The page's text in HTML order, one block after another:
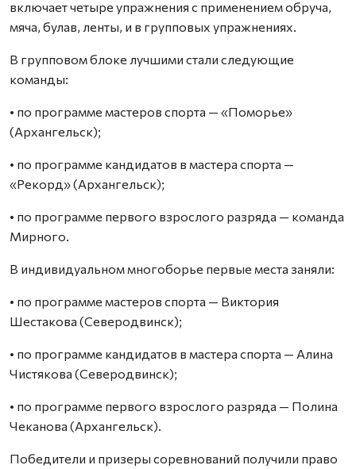
включает четыре упражнения с применением обруча,
мяча, булав, ленты, и в групповых упражнениях.
В групповом блоке лучшими стали следующие
команды:
• по программе мастеров спорта — «Поморье»
(Архангельск);
• по программе кандидатов в мастера спорта —
«Рекорд» (Архангельск);
• по программе первого взрослого разряда — команда
Мирного.
В индивидуальном многоборье первые места заняли:
• по программе мастеров спорта — Виктория
Шестакова (Северодвинск);
• по программе кандидатов в мастера спорта — Алина
Чистякова (Северодвинск);
• по программе первого взрослого разряда — Полина
Чеканова (Архангельск).
Победители и призеры соревнований получили право